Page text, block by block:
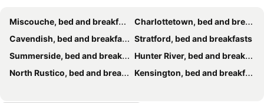
Miscouche, bed and breakfasts
Charlottetown, bed and breakfasts
Cavendish, bed and breakfasts
Stratford, bed and breakfasts
Summerside, bed and breakfasts
Hunter River, bed and breakfasts
North Rustico, bed and breakfasts
Kensington, bed and breakfasts